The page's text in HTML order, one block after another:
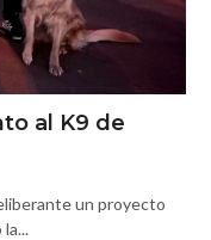
al K9 de
un proyecto